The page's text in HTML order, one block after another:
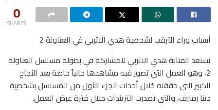
0
SHARES
أسباب وراء الترقب لشخصية هدي الاتربي في العتاولة 2
تستعد الفنانة هدي الاتربي للمشاركة في بطولة مسلسل العتاولة
2، وهو العمل التي تصور فيه مشاهدها حالياً خاصة بعد النجاح
الكبير التى حققته خلال أحداث الجزء الأول من المسلسل بشخصية
دينا رفارف، والتي تصدرت التريندات خلال فترة عرض العمل.